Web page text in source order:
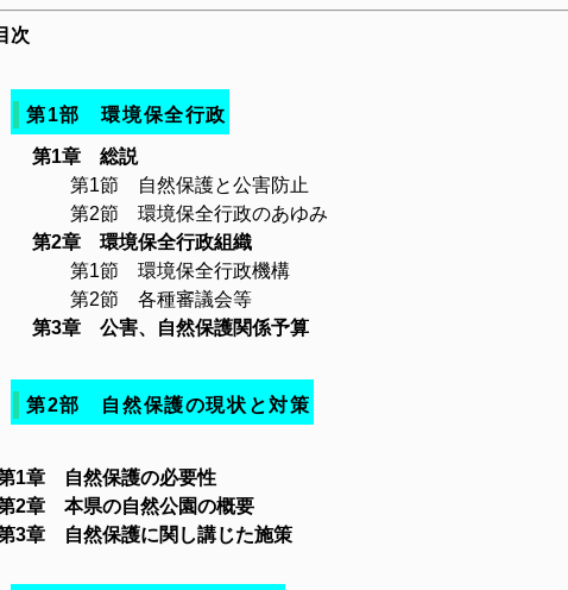
次
第1部 環境保全行政
第1章 総説
第1節 自然保護と公害防止
第2節 環境保全行政のあゆみ
第2章 環境保全行政組織
第1節 環境保全行政機構
第2節 各種審議会等
第3章 公害、自然保護関係予算
第2部 自然保護の現状と対策
1章 自然保護の必要性
2章 本県の自然公園の概要
3章 自然保護に関し講じた施策